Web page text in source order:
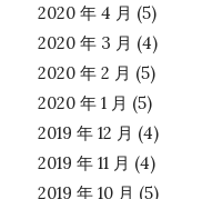
2020 年 4 月 (5)
2020 年 3 月 (4)
2020 年 2 月 (5)
2020 年 1 月 (5)
2019 年 12 月 (4)
2019 年 11 月 (4)
2019 年 10 月 (5)